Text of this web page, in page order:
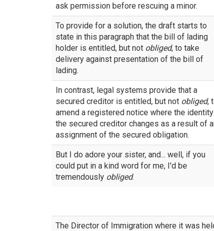
ask permission before rescuing a minor.
To provide for a solution, the draft starts to
state in this paragraph that the bill of lading
holder is entitled, but not obliged, to take
delivery against presentation of the bill of
lading.
In contrast, legal systems provide that a
secured creditor is entitled, but not obliged,
amend a registered notice where the
the secured creditor changes as a result of
assignment of the secured obligation.
But I do adore your sister, and... well, if you
could put in a kind word for me, I'd be
tremendously obliged.
The Director of Immigration where it was